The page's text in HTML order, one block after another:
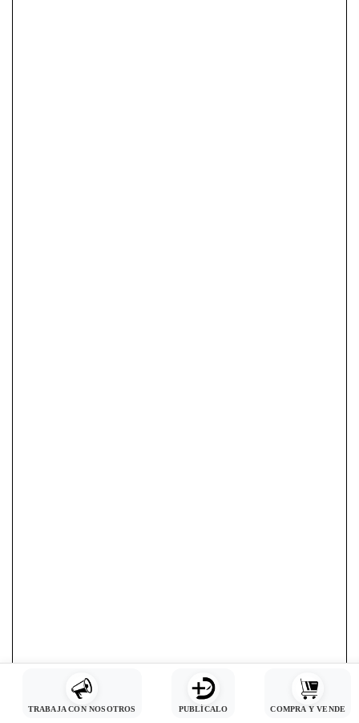
TRABAJA CON NOSOTROS PUBLÍCALO COMPRA Y VENDE